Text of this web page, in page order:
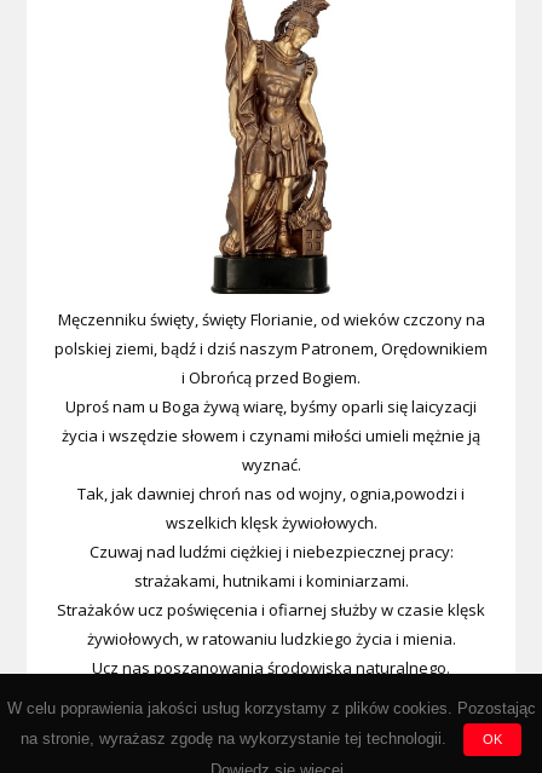
Męczenniku święty, święty Florianie, od wieków czczony na
polskiej ziemi, bądź i dziś naszym Patronem, Orędownikiem
i Obrońcą przed Bogiem.
Uproś nam u Boga żywą wiarę, byśmy oparli się laicyzacji
życia i wszędzie słowem i czynami miłości umieli mężnie ją
wyznać.
Tak, jak dawniej chroń nas od wojny, ognia,powodzi i
wszelkich klęsk żywiołowych.
Czuwaj nad ludźmi ciężkiej i niebezpiecznej pracy:
strażakami, hutnikami i kominiarzami.
Strażaków ucz poświęcenia i ofiarnej służby w czasie klęsk
żywiołowych, w ratowaniu ludzkiego życia i mienia.
Ucz nas poszanowania środowiska naturalnego.
Wypraszaj nam u Boga łaski i cnotę męstwa, abyśmy kiedyś
zasłużyli na wieczną nagrodę w niebie. Amen.
W celu poprawienia jakości usług korzystamy z plików cookies. Pozostając
na stronie, wyrażasz zgodę na wykorzystanie tej technologii.
OK